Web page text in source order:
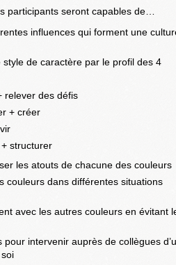
participants seront capables de…
influences qui forment une
de caractère par le profil des 4
relever des défis
+ créer
structurer
les atouts de chacune des couleurs
couleurs dans différentes situations
avec les autres couleurs en évitant
pour intervenir auprès de collègues